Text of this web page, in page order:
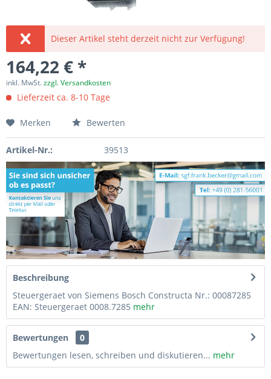
Dieser Artikel steht derzeit nicht zur Verfügung!
164,22 € *
inkl. MwSt.zzgl. Versandkosten
Lieferzeit ca. 8-10 Tage
Merken Bewerten
Artikel-Nr.: 39513
Beschreibung
Steuergeraet von Siemens Bosch Constructa Nr.: 00087285
EAN: Steuergeraet 0008.7285 mehr
Bewertungen
0
Bewertungen lesen, schreiben und diskutieren... mehr